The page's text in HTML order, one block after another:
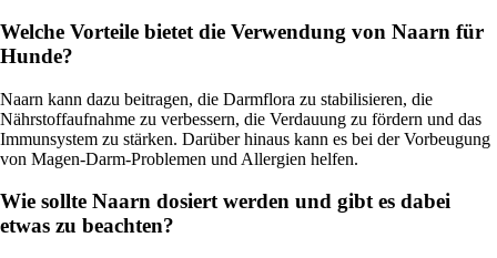
Welche Vorteile bietet die Verwendung von Naarn für
Hunde?
Naarn kann dazu beitragen, die Darmflora zu stabilisieren, die
Nährstoffaufnahme zu verbessern, die Verdauung zu fördern und das
Immunsystem zu stärken. Darüber hinaus kann es bei der Vorbeugung
von Magen-Darm-Problemen und Allergien helfen.
Wie sollte Naarn dosiert werden und gibt es dabei
etwas zu beachten?